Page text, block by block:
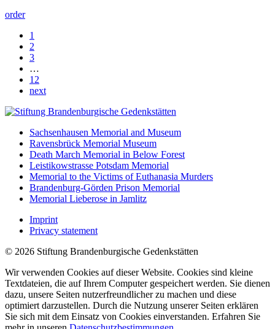
order
1
2
3
…
12
next
Sachsenhausen Memorial and Museum
Ravensbrück Memorial Museum
Death March Memorial in Below Forest
Leistikowstrasse Potsdam Memorial
Memorial to the Victims of Euthanasia Murders
Brandenburg-Görden Prison Memorial
Memorial Lieberose in Jamlitz
Imprint
Privacy statement
© 2026 Stiftung Brandenburgische Gedenkstätten
Wir verwenden Cookies auf dieser Website. Cookies sind kleine
Textdateien, die auf Ihrem Computer gespeichert werden. Sie dienen
dazu, unsere Seiten nutzerfreundlicher zu machen und diese
optimiert darzustellen. Durch die Nutzung unserer Seiten erklären
Sie sich mit dem Einsatz von Cookies einverstanden. Erfahren Sie